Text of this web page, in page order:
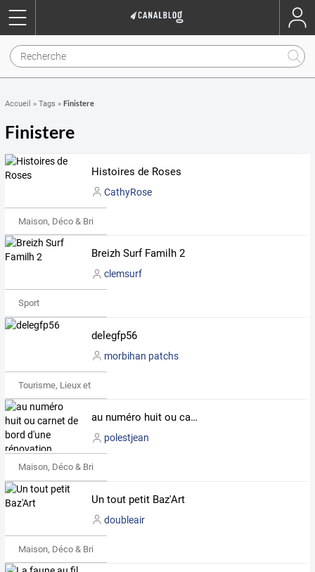
Accueil » Tags » Finistere
Finistere
Histoires de Roses
CathyRose
Maison, Déco & Bricolage
Breizh Surf Familh 2
clemsurf
Sport
delegfp56
morbihan patchs
Tourisme, Lieux et Événements
au numéro huit ou carnet de bord d'une rénovation l'annonce disait "Idéal pour vacances..."j'ai décidé de l'être définitivement!
polestjean
Maison, Déco & Bricolage
Un tout petit Baz'Art
doubleair
Maison, Déco & Bricolage